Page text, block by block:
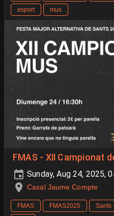
esport mus
FMAS - XII Campionat
Sunday, Aug 24, 2025,
Casal Jaume Compte
FMAS FMAS2025 Sants